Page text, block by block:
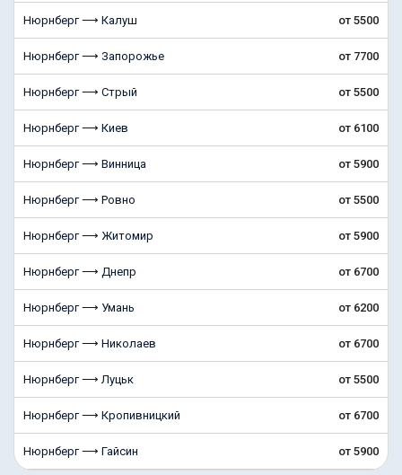
Нюрнберг ⟶ Калуш от 5500
Нюрнберг ⟶ Запорожье от 7700
Нюрнберг ⟶ Стрый от 5500
Нюрнберг ⟶ Киев от 6100
Нюрнберг ⟶ Винница от 5900
Нюрнберг ⟶ Ровно от 5500
Нюрнберг ⟶ Житомир от 5900
Нюрнберг ⟶ Днепр от 6700
Нюрнберг ⟶ Умань от 6200
Нюрнберг ⟶ Николаев от 6700
Нюрнберг ⟶ Луцьк от 5500
Нюрнберг ⟶ Кропивницкий от 6700
Нюрнберг ⟶ Гайсин от 5900